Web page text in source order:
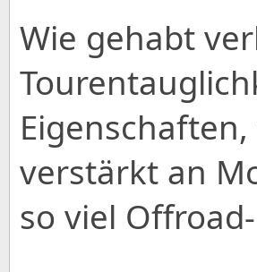
Wie gehabt
verstärkt an
so viel